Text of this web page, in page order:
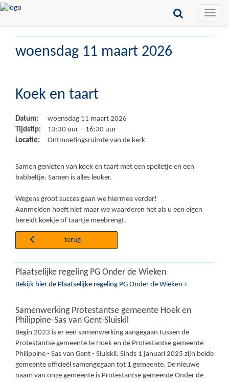
Toggle
woensdag 11 maart 2026
Koek en taart
Datum:
woensdag 11 maart 2026
Tijdstip:
13:30 uur - 16:30 uur
Locatie:
Ontmoetingsruimte van de kerk
Samen genieten van koek en taart met een spelletje en een
babbeltje. Samen is alles leuker.
Wegens groot succes gaan we hiermee verder!
Aanmelden hoeft niet maar we waarderen het als u een eigen
bereidt koekje of taartje meebrengt.
terug
Plaatselijke regeling PG Onder de Wieken
Bekijk hier de Plaatselijke regeling PG Onder de Wieken +
Samenwerking Protestantse gemeente Hoek en
Philippine-Sas van Gent-Sluiskil
Begin 2023 is er een samenwerking aangegaan tussen de
Protestantse gemeente te Hoek en de Protestantse gemeente
Philippine - Sas van Gent - Sluiskil. Sinds 1 januari 2025 zijn beide
gemeente officieël samengegaan tot 1 gemeente. De nieuwe
naam van onze gemeente is Protestantse gemeente Onder de